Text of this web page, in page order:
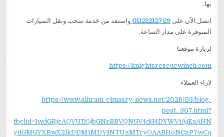
بها.
اتصل الآن على01121212729 واستفد من خدمة سحب ونقل السيارات
المتوفرة على مدار الساعة.
لزيارة موقعنا
https://knightsrescuewinch.com
لاراء العملاء
https://www.alhram-elmasry-news.net/2026/03/blog-
post_307.html?
fbclid=IwdGRjcAQVUD5jbGNrBBVQNGV4dG4DYWVtAjExAHN
ydGMGYXBwX2lkDDM1MDY4NTUzMTcyOAABHoNCzP7wCq